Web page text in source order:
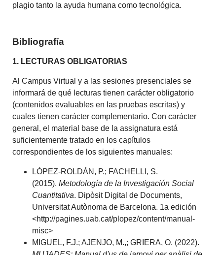
plagio tanto la ayuda humana como tecnológica.
Bibliografía
1. LECTURAS OBLIGATORIAS
Al Campus Virtual y a las sesiones presenciales se
informará de qué lecturas tienen carácter obligatorio
(contenidos evaluables en las pruebas escritas) y
cuales tienen carácter complementario. Con carácter
general, el material base de la assignatura está
suficientemente tratado en los capítulos
correspondientes de los siguientes manuales:
LÓPEZ-ROLDÁN, P.; FACHELLI, S.
(2015).Metodología de la Investigación Social
Cuantitativa. Dipòsit Digital de Documents,
Universitat Autònoma de Barcelona. 1a edición
<http://pagines.uab.cat/plopez/content/manual-
misc>
MIGUEL, F.J.; AJENJO, M.,; GRIERA, O. (2022).